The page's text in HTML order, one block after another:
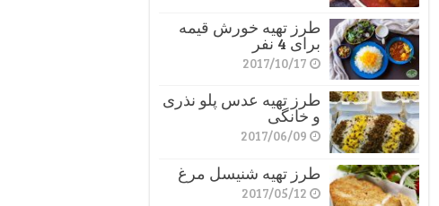
طرز تهیه خورش قیمه
برای 4 نفر
2017/10/17
طرز تهیه عدس پلو نذری
و خانگی
2017/06/09
طرز تهیه شنیسل مرغ
2017/05/12